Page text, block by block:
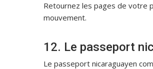
Retournez les pages de votre
mouvement.
12. Le passeport
Le passeport nicaraguayen